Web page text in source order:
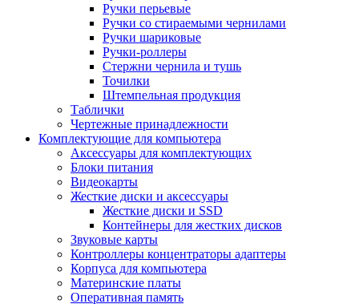
Ручки перьевые
Ручки со стираемыми чернилами
Ручки шариковые
Ручки-роллеры
Стержни чернила и тушь
Точилки
Штемпельная продукция
Таблички
Чертежные принадлежности
Комплектующие для компьютера
Аксессуары для комплектующих
Блоки питания
Видеокарты
Жесткие диски и аксессуары
Жесткие диски и SSD
Контейнеры для жестких дисков
Звуковые карты
Контроллеры концентраторы адаптеры
Корпуса для компьютера
Материнские платы
Оперативная память